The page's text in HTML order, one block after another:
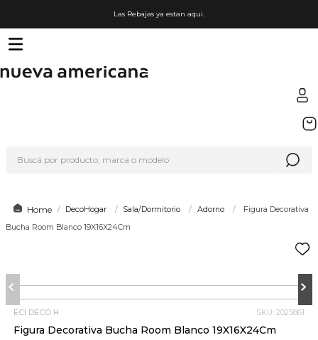
Las Rebajas ya estan aqui.
DecoHogar Sala/Dormitorio Adorno
Figura Decorativa
Bucha Room Blanco 19X16X24Cm
ECI DECO H SKU: 2025861
Figura Decorativa Bucha Room Blanco 19X16X24Cm
2.
nike
4.
lego
5.
hot wheels
.
organizador
8.
hydrate
9.
toalla